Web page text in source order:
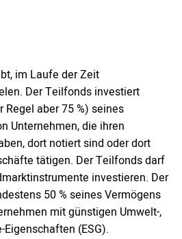
im Laufe der Zeit
Der Teilfonds investiert
Regel aber 75 %) seines
Unternehmen, die ihren
dort notiert sind oder dort
tätigen. Der Teilfonds darf
investieren. Der
50 % seines Vermögens
mit günstigen Umwelt-,
(ESG).